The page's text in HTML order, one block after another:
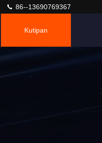
86--13690769367
Kutipan